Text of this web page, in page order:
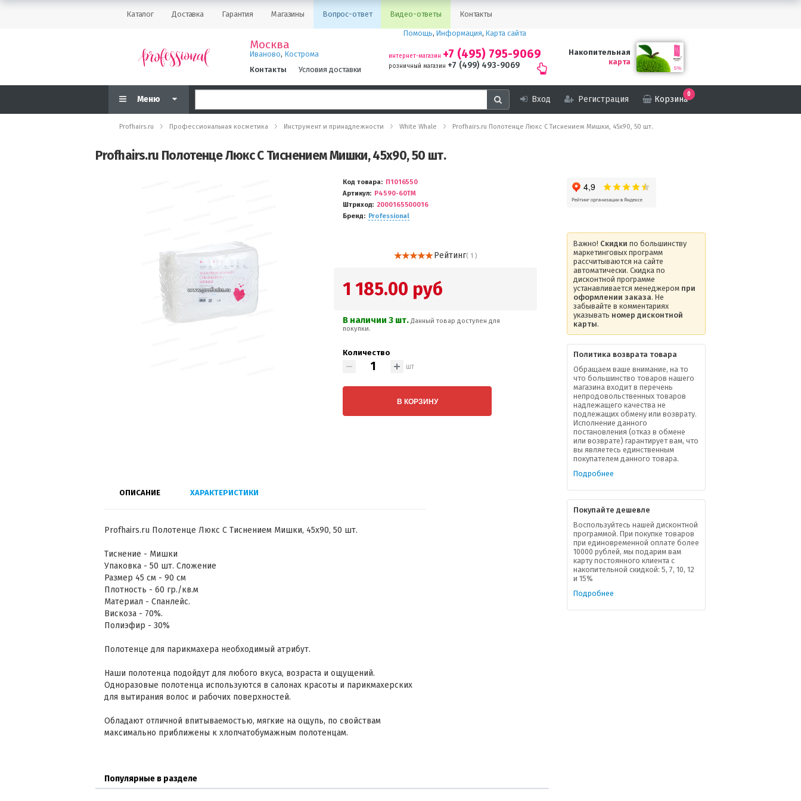
Каталог Доставка Гарантия Магазины Вопрос-ответ Видео-ответы Контакты
Москва
Иваново, Кострома
Контакты
Условия доставки
Помощь, Информация, Карта сайта
интернет-магазин +7 (495) 795-9069
розничный магазин +7 (499) 493-9069
Накопительная
карта
Меню Вход Регистрация Корзина
0
Profhairs.ru Профессиональная косметика Инструмент и принадлежности White Whale Profhairs.ru Полотенце Люкс С Тиснением Мишки, 45х90, 50 шт.
Profhairs.ru Полотенце Люкс С Тиснением Мишки, 45х90, 50 шт.
Код товара
П1016550
Артикул
P4590-60TM
Штриход
2000165500016
Бренд
Professional
Рейтинг( 1 )
1 185.00 руб
В наличии 3 шт.Данный товар доступен для
покупки.
Количество
шт
В КОРЗИНУ
ОПИСАНИЕ ХАРАКТЕРИСТИКИ
Profhairs.ru Полотенце Люкс С Тиснением Мишки, 45х90, 50 шт.
Тиснение - Мишки
Упаковка - 50 шт. Сложение
Размер 45 см - 90 см
Плотность - 60 гр./кв.м
Материал - Спанлейс.
Вискоза - 70%.
Полиэфир - 30%
Полотенце для парикмахера необходимый атрибут.
Наши полотенца подойдут для любого вкуса, возраста и ощущений.
Одноразовые полотенца используются в салонах красоты и парикмахерских
для вытирания волос и рабочих поверхностей.
Обладают отличной впитываемостью, мягкие на ощупь, по свойствам
максимально приближены к хлопчатобумажным полотенцам.
Популярные в разделе
Важно! Скидки по большинству
маркетинговых программ
рассчитываются на сайте
автоматически. Скидка по
дисконтной программе
устанавливается менеджером при
оформлении заказа. Не
забывайте в комментариях
указывать номер дисконтной
карты.
Политика возврата товара
Обращаем ваше внимание, на то
что большинство товаров нашего
магазина входит в перечень
непродовольственных товаров
надлежащего качества не
подлежащих обмену или возврату.
Исполнение данного
постановления (отказ в обмене
или возврате) гарантирует вам, что
вы являетесь единственным
покупателем данного товара.
Подробнее
Покупайте дешевле
Воспользуйтесь нашей дисконтной
программой. При покупке товаров
при единовременной оплате более
10000 рублей, мы подарим вам
карту постоянного клиента с
накопительной скидкой: 5, 7, 10, 12
и 15%
Подробнее